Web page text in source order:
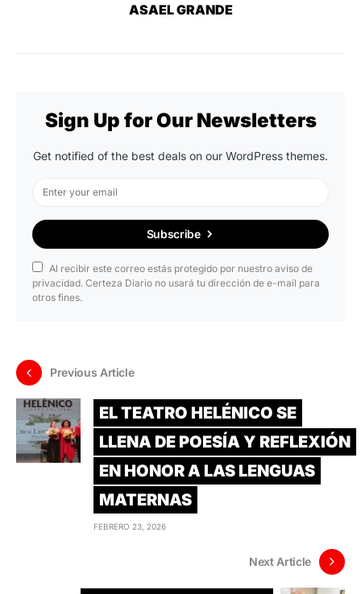
ASAEL GRANDE
Sign Up for Our Newsletters
Get notified of the best deals on our WordPress themes.
Subscribe
Al recibir este correo estás protegido por nuestro aviso de
privacidad. Certeza Diario no usará tu dirección de e-mail para
otros fines.
Previous Article
EL TEATRO HELÉNICO SE
LLENA DE POESÍA Y REFLEXIÓN
EN HONOR A LAS LENGUAS
MATERNAS
FEBRERO 23, 2026
Next Article